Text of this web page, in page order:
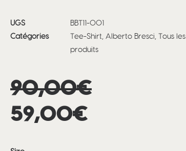
UGS
BBT11-001
Catégories
Tee-Shirt, Alberto Bresci, Tous les
produits
90,00€Le
59,00€Le